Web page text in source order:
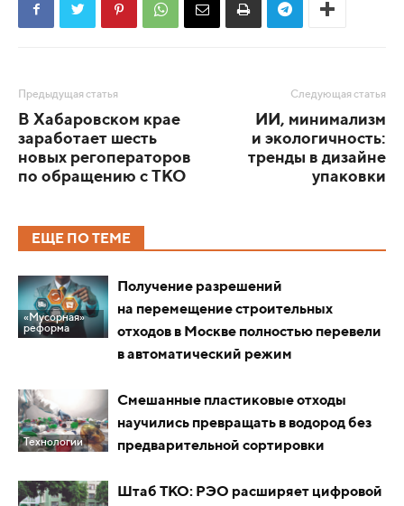
Предыдущая статья
В Хабаровском крае
заработает шесть
новых регоператоров
по обращению с ТКО
Следующая статья
ИИ, минимализм
и экологичность:
тренды в дизайне
упаковки
ЕЩЕ ПО ТЕМЕ
«Мусорная»
реформа
Получение разрешений
на перемещение строительных
отходов в Москве полностью перевели
в автоматический режим
Технологии
Смешанные пластиковые отходы
научились превращать в водород без
предварительной сортировки
Штаб ТКО: РЭО расширяет цифровой